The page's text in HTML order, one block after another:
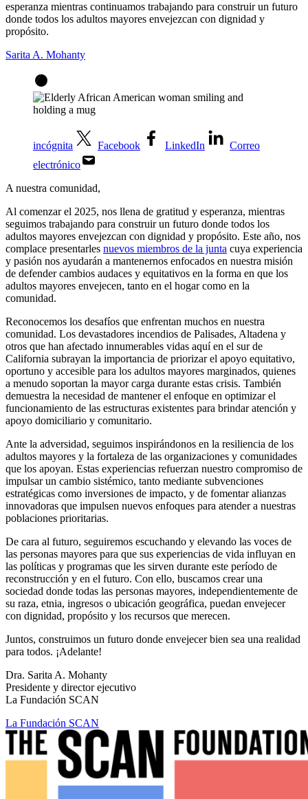
esperanza mientras continuamos trabajando para construir un futuro
donde todos los adultos mayores envejezcan con dignidad y
propósito.
Sarita A. Mohanty
incógnita Facebook LinkedIn
Correo
electrónico
A nuestra comunidad,
Al comenzar el 2025, nos llena de gratitud y esperanza, mientras
seguimos trabajando para construir un futuro donde todos los
adultos mayores envejezcan con dignidad y propósito. Este año, nos
complace presentarles nuevos miembros de la junta cuya experiencia
y pasión nos ayudarán a mantenernos enfocados en nuestra misión
de defender cambios audaces y equitativos en la forma en que los
adultos mayores envejecen, tanto en el hogar como en la
comunidad.
Reconocemos los desafíos que enfrentan muchos en nuestra
comunidad. Los devastadores incendios de Palisades, Altadena y
otros que han afectado innumerables vidas aquí en el sur de
California subrayan la importancia de priorizar el apoyo equitativo,
oportuno y accesible para los adultos mayores marginados, quienes
a menudo soportan la mayor carga durante estas crisis. También
demuestra la necesidad de mantener el enfoque en optimizar el
funcionamiento de las estructuras existentes para brindar atención y
apoyo domiciliario y comunitario.
Ante la adversidad, seguimos inspirándonos en la resiliencia de los
adultos mayores y la fortaleza de las organizaciones y comunidades
que los apoyan. Estas experiencias refuerzan nuestro compromiso de
impulsar un cambio sistémico, tanto mediante subvenciones
estratégicas como inversiones de impacto, y de fomentar alianzas
innovadoras que impulsen nuevos enfoques para atender a nuestras
poblaciones prioritarias.
De cara al futuro, seguiremos escuchando y elevando las voces de
las personas mayores para que sus experiencias de vida influyan en
las políticas y programas que les sirven durante este período de
reconstrucción y en el futuro. Con ello, buscamos crear una
sociedad donde todas las personas mayores, independientemente de
su raza, etnia, ingresos o ubicación geográfica, puedan envejecer
con dignidad, propósito y los recursos que merecen.
Juntos, construimos un futuro donde envejecer bien sea una realidad
para todos. ¡Adelante!
Dra. Sarita A. Mohanty
Presidente y director ejecutivo
La Fundación SCAN
La Fundación SCAN